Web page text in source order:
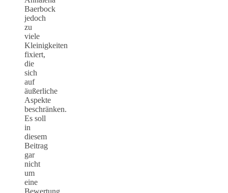
Baerbock
jedoch
zu
viele
Kleinigkeiten
fixiert,
die
sich
auf
äußerliche
Aspekte
beschränken.
Es soll
in
diesem
Beitrag
gar
nicht
um
eine
Bewertung